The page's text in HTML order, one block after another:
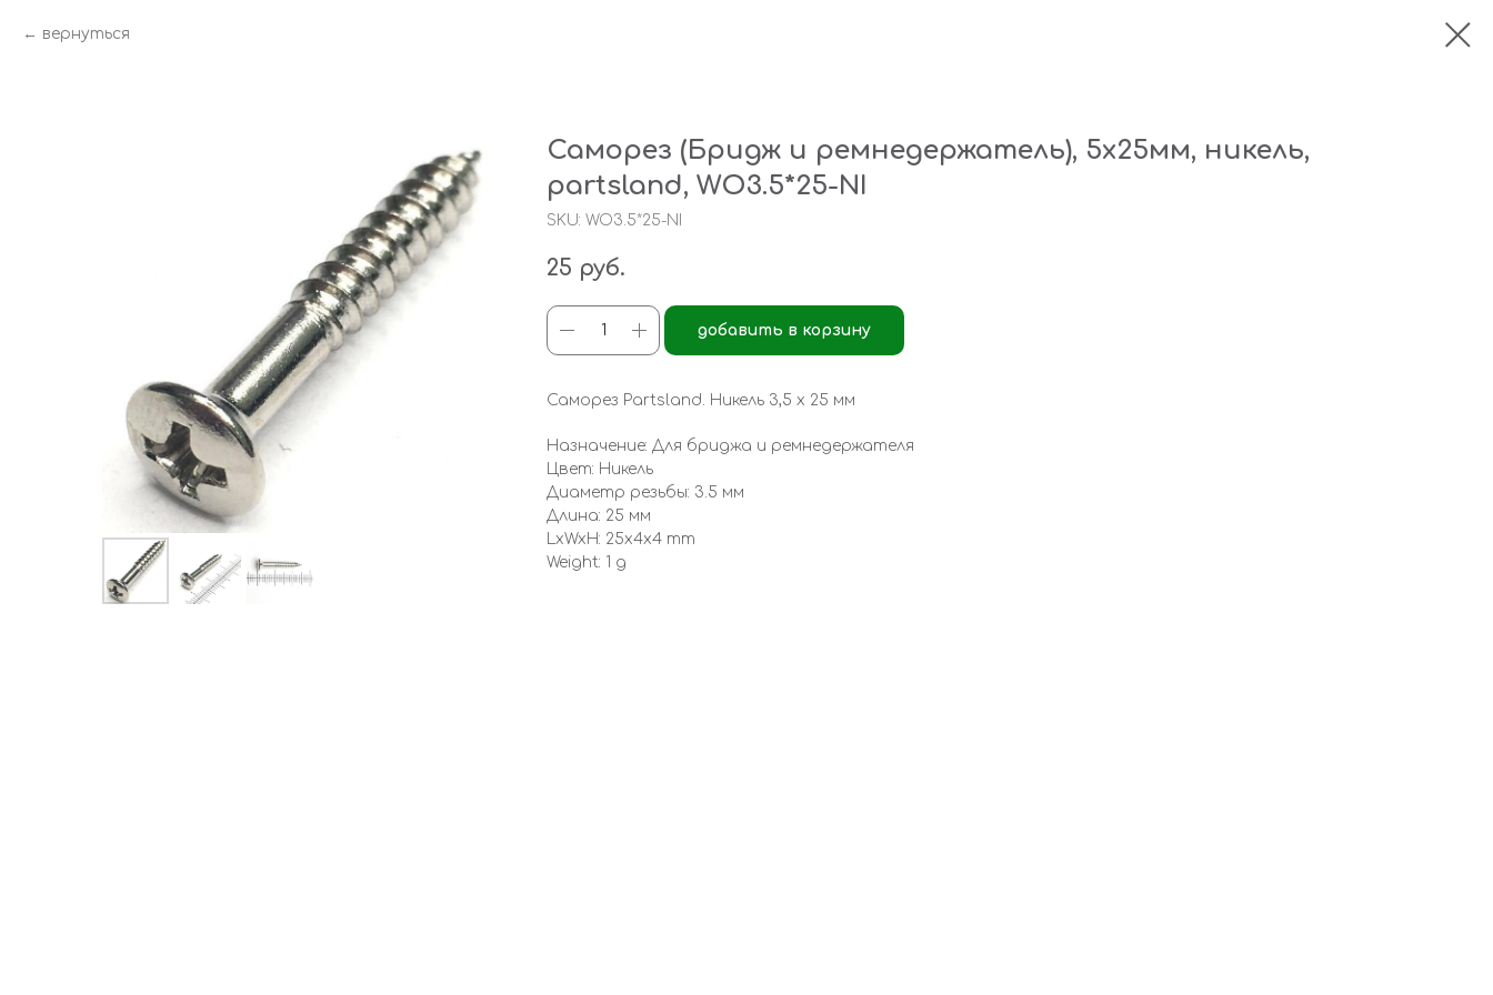
вернуться
Саморез (Бридж и ремнедержатель), 5х25мм, никель,
partsland, WO3.5*25-NI
SKU: WO3.5*25-NI
25 руб.
добавить в корзину
Саморез Partsland. Никель 3,5 х 25 мм
Назначение: Для бриджа и ремнедержателя
Цвет: Никель
Диаметр резьбы: 3.5 мм
Длина: 25 мм
LxWxH: 25x4x4 mm
Weight: 1 g